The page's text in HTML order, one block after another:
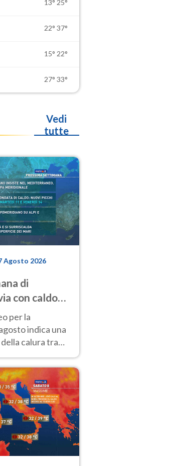
13° 25°
22° 37°
15° 22°
27° 33°
Vedi
tutte
Agosto 2026
di
con caldo
temporale
per la
indica una
calura tra